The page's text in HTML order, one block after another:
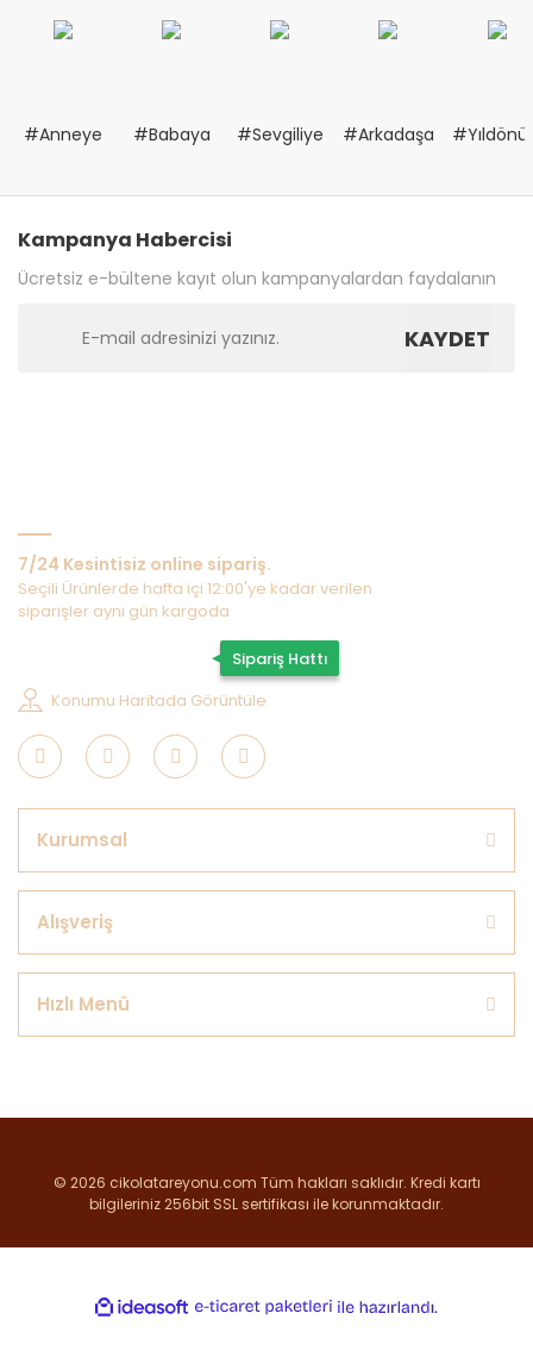
#Anneye #Babaya #Sevgiliye #Arkadaşa
Kampanya Habercisi
Ücretsiz e-bültene kayıt olun kampanyalardan faydalanın
KAYDET
7/24 Kesintisiz online sipariş.
Seçili Ürünlerde hafta içi 12:00'ye kadar verilen
siparişler aynı gün kargoda
Sipariş Hattı
Konumu Haritada Görüntüle
Kurumsal
Alışveriş
Hızlı Menü
© 2026 cikolatareyonu.com Tüm hakları saklıdır. Kredi kartı
bilgileriniz 256bit SSL sertifikası ile korunmaktadır.
ideasoft
e-